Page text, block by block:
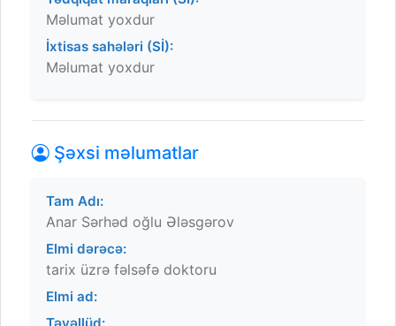
Məlumat yoxdur
İxtisas sahələri (Sİ):
Məlumat yoxdur
Şəxsi məlumatlar
Tam Adı:
Anar Sərhəd oğlu Ələsgərov
Elmi dərəcə:
tarix üzrə fəlsəfə doktoru
Elmi ad: